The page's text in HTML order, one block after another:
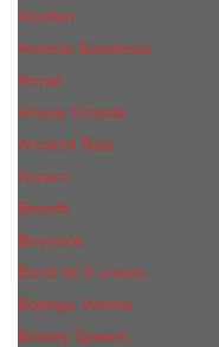
Annifen
Antonio Banderas
Armaf
Ariana Grande
Armand Basi
Azzaro
Benefit
Beyonce
Bond № 9 unisex
Bottega Veneta
Britney Spears